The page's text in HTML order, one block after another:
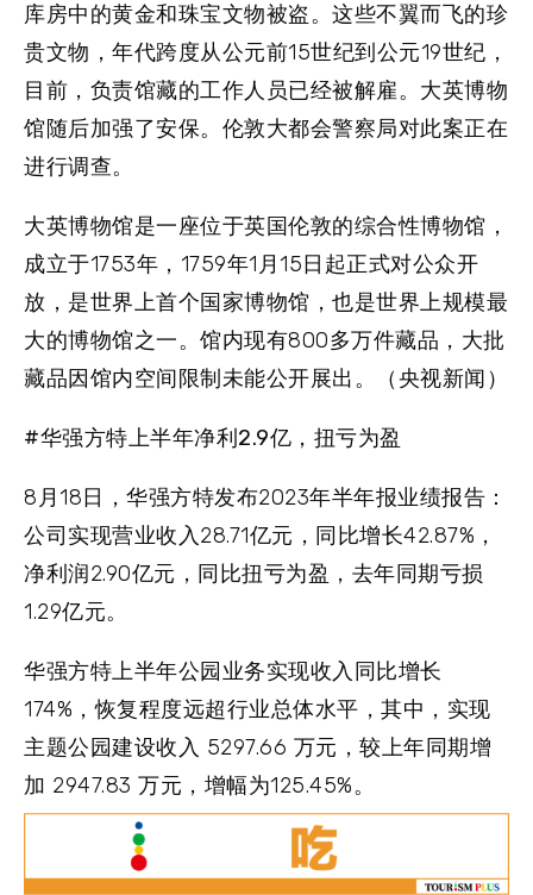
库房中的黄金和珠宝文物被盗。这些不翼而飞的珍
贵文物，年代跨度从公元前15世纪到公元19世纪，
目前，负责馆藏的工作人员已经被解雇。大英博物
馆随后加强了安保。伦敦大都会警察局对此案正在
进行调查。
大英博物馆是一座位于英国伦敦的综合性博物馆，
成立于1753年，1759年1月15日起正式对公众开
放，是世界上首个国家博物馆，也是世界上规模最
大的博物馆之一。馆内现有800多万件藏品，大批
藏品因馆内空间限制未能公开展出。（央视新闻）
#华强方特上半年净利2.9亿，扭亏为盈
8月18日，华强方特发布2023年半年报业绩报告：
公司实现营业收入28.71亿元，同比增长42.87%，
净利润2.90亿元，同比扭亏为盈，去年同期亏损
1.29亿元。
华强方特上半年公园业务实现收入同比增长
174%，恢复程度远超行业总体水平，其中，实现
主题公园建设收入 5297.66 万元，较上年同期增
加 2947.83 万元，增幅为125.45%。